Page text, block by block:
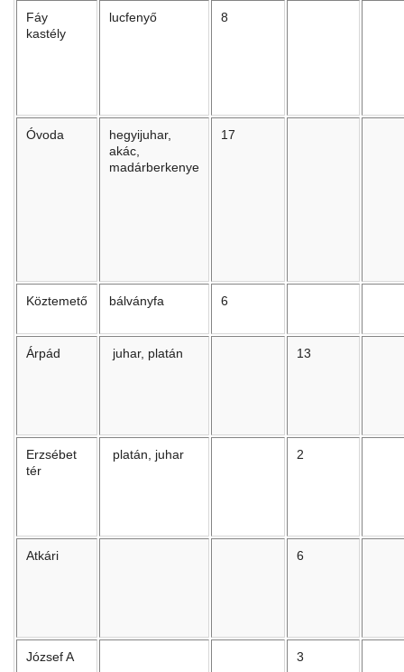
Fáy
kastély
lucfenyő 8
Óvoda
hegyijuhar,
akác,
madárberkenye
17
Köztemető bálványfa 6
Árpád juhar, platán 13
Erzsébet
tér
platán, juhar 2
Atkári 6
József A 3